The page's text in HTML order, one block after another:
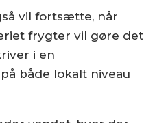
vil fortsætte, når
frygter vil gøre det
i en
både lokalt niveau